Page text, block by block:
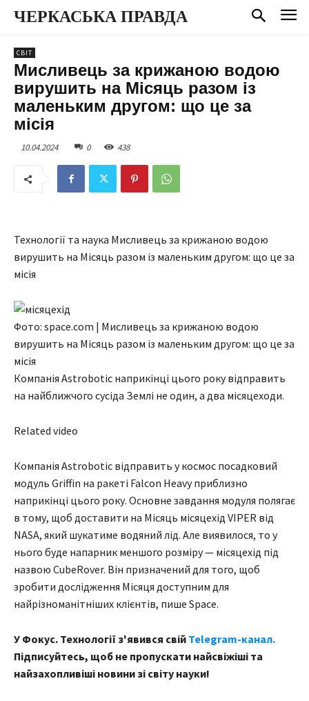
ЧЕРКАСЬКА ПРАВДА
СВІТ
Мисливець за крижаною водою
вирушить на Місяць разом із
маленьким другом: що це за
місія
10.04.2024 0 438
Технології та наука Мисливець за крижаною водою
вирушить на Місяць разом із маленьким другом: що це за
місія
Фото: space.com | Мисливець за крижаною водою
вирушить на Місяць разом із маленьким другом: що це за
місія
Компанія Astrobotic наприкінці цього року відправить
на найближчого сусіда Землі не один, а два місяцеходи.
Related video
Компанія Astrobotic відправить у космос посадковий
модуль Griffin на ракеті Falcon Heavy приблизно
наприкінці цього року. Основне завдання модуля полягає
в тому, щоб доставити на Місяць місяцехід VIPER від
NASA, який шукатиме водяний лід. Але виявилося, то у
нього буде напарник меншого розміру — місяцехід під
назвою CubeRover. Він призначений для того, щоб
зробити дослідження Місяця доступним для
найрізноманітніших клієнтів, пише Space.
У Фокус. Технології з'явився свій Telegram-канал.
Підписуйтесь, щоб не пропускати найсвіжіші та
найзахопливіші новини зі світу науки!